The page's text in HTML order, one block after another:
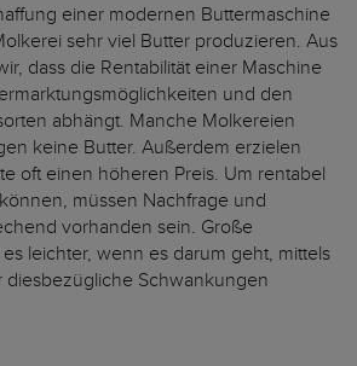
einer modernen Buttermaschine
sehr viel Butter produzieren. Aus
dass die Rentabilität einer Maschine
und den
abhängt. Manche Molkereien
keine Butter. Außerdem erzielen
oft einen höheren Preis. Um rentabel
müssen Nachfrage und
vorhanden sein. Große
leichter, wenn es darum geht, mittels
diesbezügliche Schwankungen